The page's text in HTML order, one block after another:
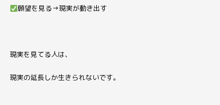
願望を見る→現実が動き出す
現実を見てる人は、
現実の延長しか生きられないです。